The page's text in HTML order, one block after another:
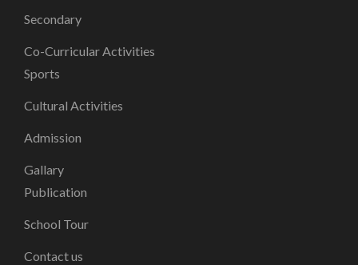
Secondary
Co-Curricular Activities
Sports
Cultural Activities
Admission
Gallary
Publication
School Tour
Contact us